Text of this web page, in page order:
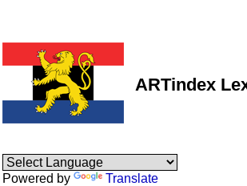
ARTindex
Powered by Translate